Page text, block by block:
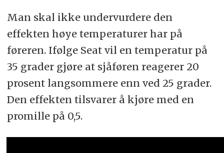
Man skal ikke undervurdere den
effekten høye temperaturer har på
føreren. Ifølge Seat vil en temperatur på
35 grader gjøre at sjåføren reagerer 20
prosent langsommere enn ved 25 grader.
Den effekten tilsvarer å kjøre med en
promille på 0,5.